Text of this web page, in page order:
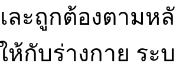
ละถูกต้องตาม
ห้กับร่างกาย ร